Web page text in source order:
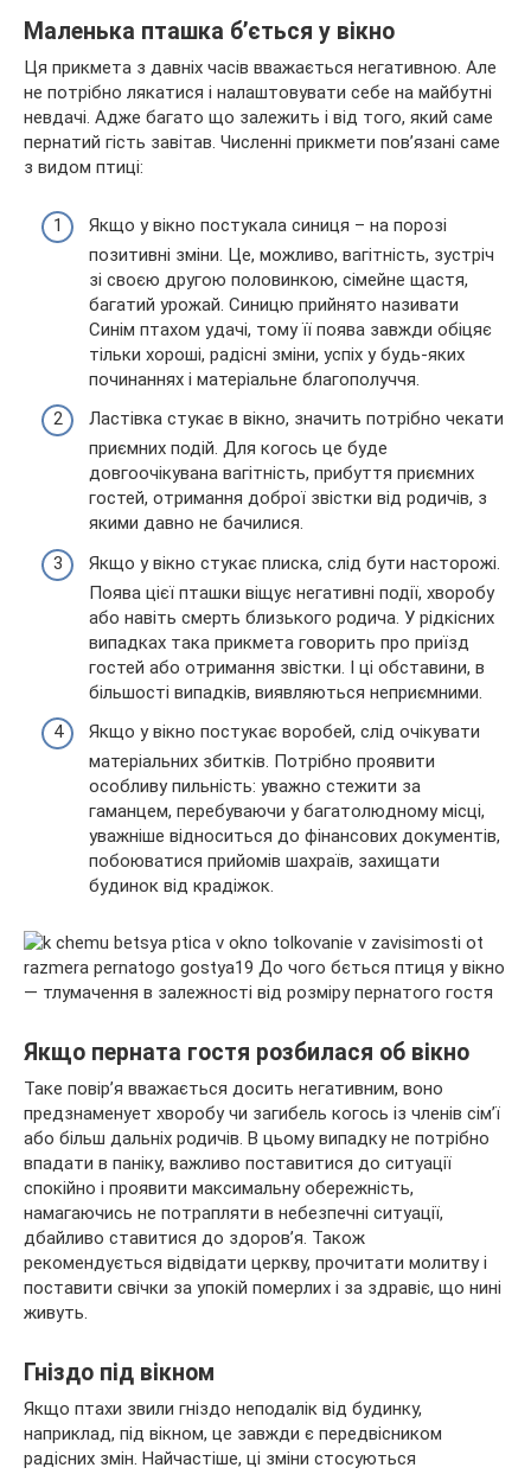
Маленька пташка б’ється у вікно
Ця прикмета з давніх часів вважається негативною. Але
не потрібно лякатися і налаштовувати себе на майбутні
невдачі. Адже багато що залежить і від того, який саме
пернатий гість завітав. Численні прикмети пов’язані саме
з видом птиці:
Якщо у вікно постукала синиця – на порозі
позитивні зміни. Це, можливо, вагітність, зустріч
зі своєю другою половинкою, сімейне щастя,
багатий урожай. Синицю прийнято називати
Синім птахом удачі, тому її поява завжди обіцяє
тільки хороші, радісні зміни, успіх у будь-яких
починаннях і матеріальне благополуччя.
Ластівка стукає в вікно, значить потрібно чекати
приємних подій. Для когось це буде
довгоочікувана вагітність, прибуття приємних
гостей, отримання доброї звістки від родичів, з
якими давно не бачилися.
Якщо у вікно стукає плиска, слід бути насторожі.
Поява цієї пташки віщує негативні події, хворобу
або навіть смерть близького родича. У рідкісних
випадках така прикмета говорить про приїзд
гостей або отримання звістки. І ці обставини, в
більшості випадків, виявляються неприємними.
Якщо у вікно постукає воробей, слід очікувати
матеріальних збитків. Потрібно проявити
особливу пильність: уважно стежити за
гаманцем, перебуваючи у багатолюдному місці,
уважніше відноситься до фінансових документів,
побоюватися прийомів шахраїв, захищати
будинок від крадіжок.
Якщо перната гостя розбилася об вікно
Таке повір’я вважається досить негативним, воно
предзнаменует хворобу чи загибель когось із членів сім’ї
або більш дальніх родичів. В цьому випадку не потрібно
впадати в паніку, важливо поставитися до ситуації
спокійно і проявити максимальну обережність,
намагаючись не потрапляти в небезпечні ситуації,
дбайливо ставитися до здоров’я. Також
рекомендується відвідати церкву, прочитати молитву і
поставити свічки за упокій померлих і за здравіє, що нині
живуть.
Гніздо під вікном
Якщо птахи звили гніздо неподалік від будинку,
наприклад, під вікном, це завжди є передвісником
радісних змін. Найчастіше, ці зміни стосуються